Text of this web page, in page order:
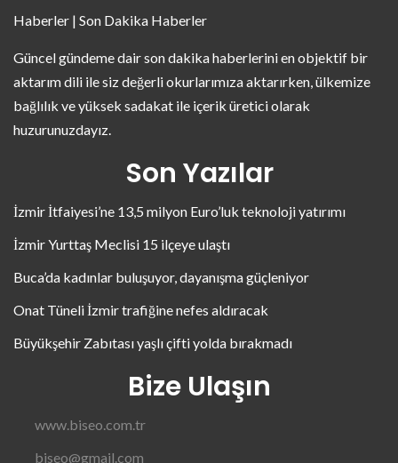
Haberler | Son Dakika Haberler
Güncel gündeme dair son dakika haberlerini en objektif bir
aktarım dili ile siz değerli okurlarımıza aktarırken, ülkemize
bağlılık ve yüksek sadakat ile içerik üretici olarak
huzurunuzdayız.
Son Yazılar
İzmir İtfaiyesi’ne 13,5 milyon Euro’luk teknoloji yatırımı
İzmir Yurttaş Meclisi 15 ilçeye ulaştı
Buca’da kadınlar buluşuyor, dayanışma güçleniyor
Onat Tüneli İzmir trafiğine nefes aldıracak
Büyükşehir Zabıtası yaşlı çifti yolda bırakmadı
Bize Ulaşın
www.biseo.com.tr
biseo@gmail.com